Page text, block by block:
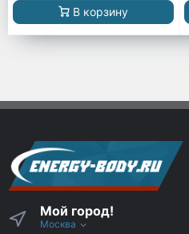
В корзину
Мой город!
Москва